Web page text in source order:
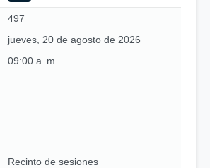
497
jueves, 20 de agosto de 2026
09:00 a. m.
Recinto de sesiones